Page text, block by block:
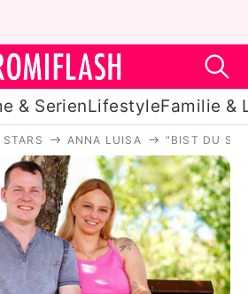
& SerienLifestyleFamilie &
Royals
Stars
Filme & Serien
Lifestyle
ANNA LUISA "BIST DU